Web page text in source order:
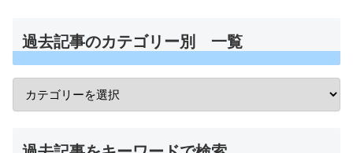
過去記事のカテゴリー別 一覧